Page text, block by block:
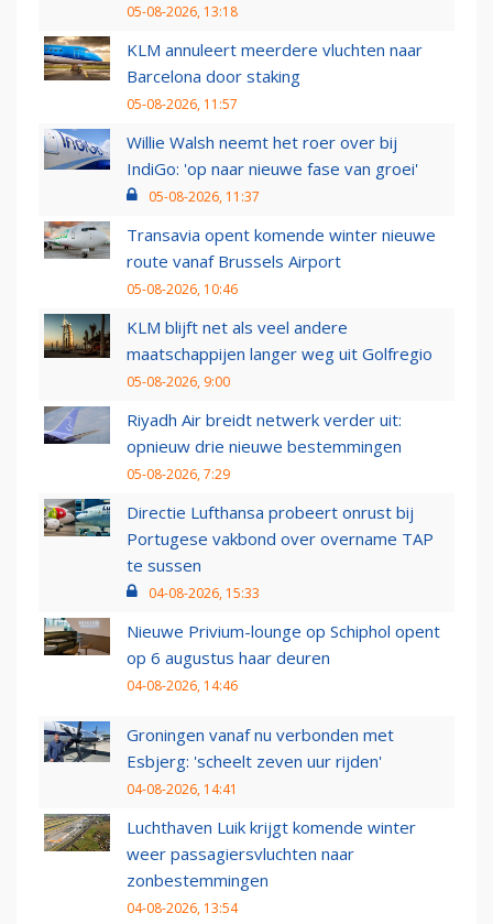
05-08-2026, 13:18
KLM annuleert meerdere vluchten naar
Barcelona door staking
05-08-2026, 11:57
Willie Walsh neemt het roer over bij
IndiGo: 'op naar nieuwe fase van groei'
05-08-2026, 11:37
Transavia opent komende winter nieuwe
route vanaf Brussels Airport
05-08-2026, 10:46
KLM blijft net als veel andere
maatschappijen langer weg uit Golfregio
05-08-2026, 9:00
Riyadh Air breidt netwerk verder uit:
opnieuw drie nieuwe bestemmingen
05-08-2026, 7:29
Directie Lufthansa probeert onrust bij
Portugese vakbond over overname TAP
te sussen
04-08-2026, 15:33
Nieuwe Privium-lounge op Schiphol opent
op 6 augustus haar deuren
04-08-2026, 14:46
Groningen vanaf nu verbonden met
Esbjerg: 'scheelt zeven uur rijden'
04-08-2026, 14:41
Luchthaven Luik krijgt komende winter
weer passagiersvluchten naar
zonbestemmingen
04-08-2026, 13:54